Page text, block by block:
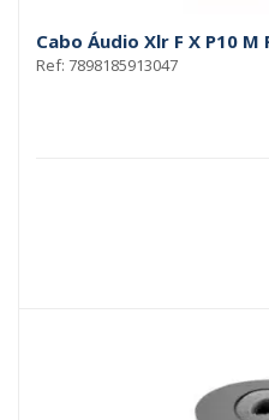
Cabo Áudio Xlr F X P10
Ref: 7898185913047